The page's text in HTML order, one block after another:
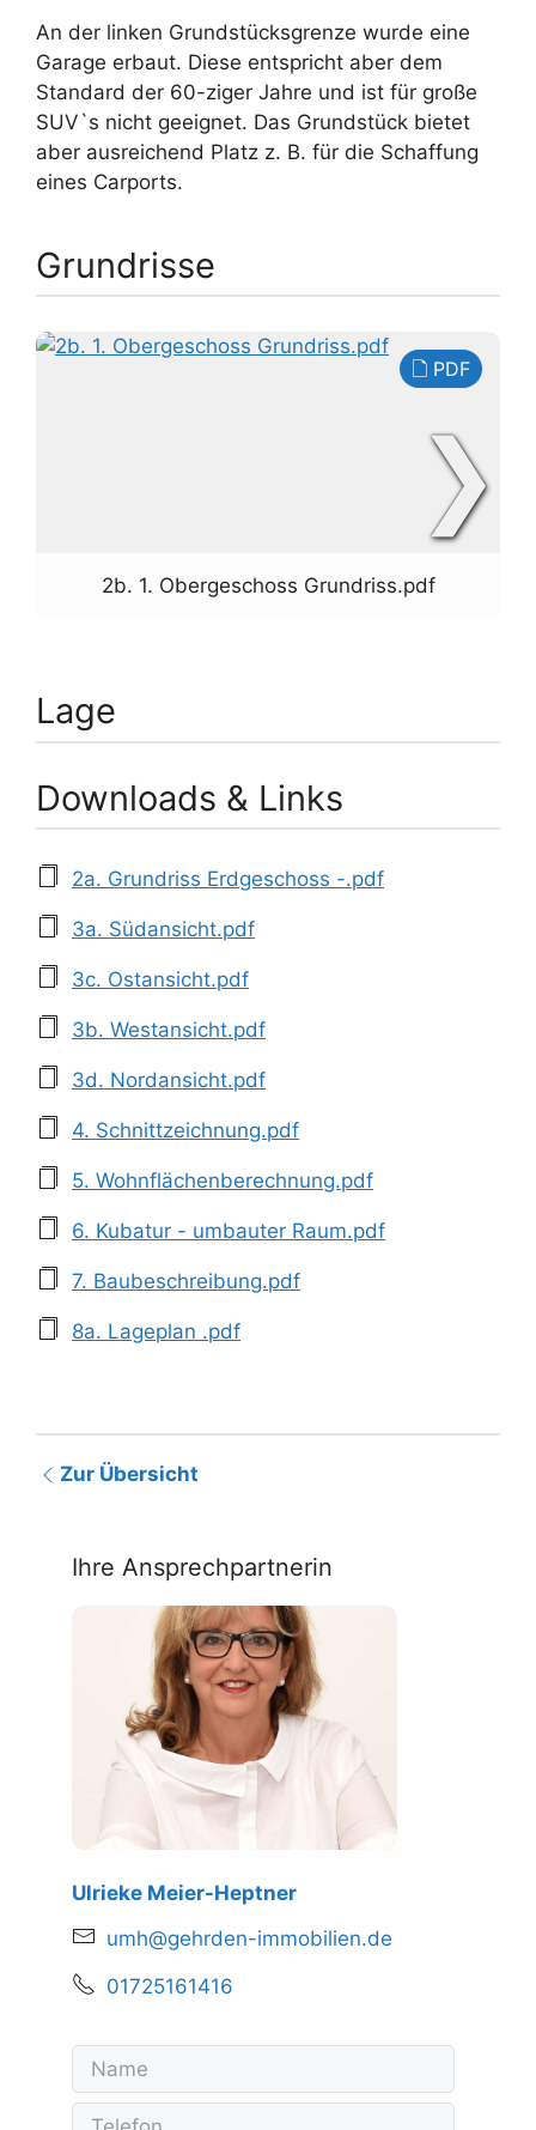
An der linken Grundstücksgrenze wurde eine
Garage erbaut. Diese entspricht aber dem
Standard der 60-ziger Jahre und ist für große
SUV`s nicht geeignet. Das Grundstück bietet
aber ausreichend Platz z. B. für die Schaffung
eines Carports.
Grundrisse
2b. 1. Obergeschoss Grundriss.pdf
PDF
❯
Lage
Downloads & Links
2a. Grundriss Erdgeschoss -.pdf
3a. Südansicht.pdf
3c. Ostansicht.pdf
3b. Westansicht.pdf
3d. Nordansicht.pdf
4. Schnittzeichnung.pdf
5. Wohnflächenberechnung.pdf
6. Kubatur - umbauter Raum.pdf
7. Baubeschreibung.pdf
8a. Lageplan .pdf
Zur Übersicht
Ihre Ansprechpartnerin
Ulrieke Meier-Heptner
umh@gehrden-immobilien.de
01725161416